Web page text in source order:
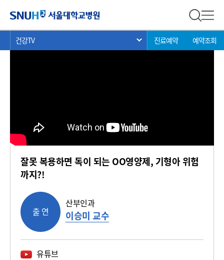
전체 검
현
재
건강TV 서브 메뉴 목록 열기
진료예약 예약조회
건강 TV
잘못 복용하면 독이 되는 OO영양제, 기형아 위험
까지?!
출 연
산부인과
이승미 교수
유튜브